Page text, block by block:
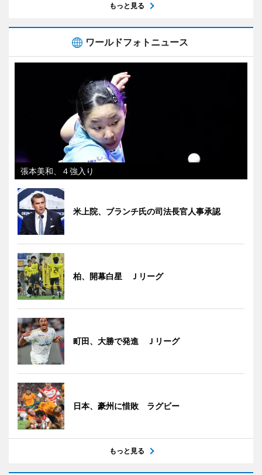
もっと見る
ワールドフォトニュース
張本美和、４強入り
米上院、ブランチ氏の司法長官人事承認
柏、開幕白星 Ｊリーグ
町田、大勝で発進 Ｊリーグ
日本、豪州に惜敗 ラグビー
もっと見る